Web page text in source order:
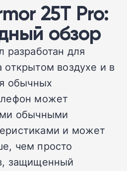
25T Pro:
обзор
разработан для
открытом воздухе и в
обычных
может
обычными
и может
чем просто
защищенный